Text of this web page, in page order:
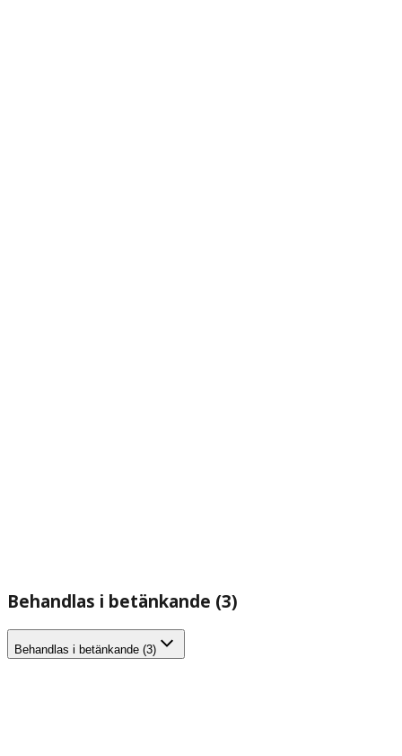
Behandlas i betänkande (3)
Behandlas i betänkande (3)